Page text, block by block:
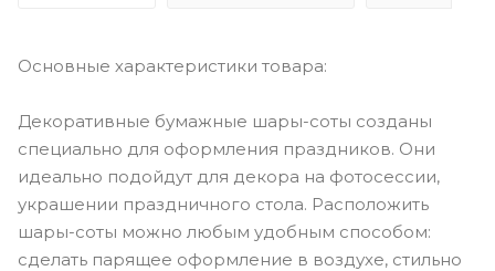
Основные характеристики товара:
Декоративные бумажные шары-соты созданы
специально для оформления праздников. Они
идеально подойдут для декора на фотосессии,
украшении праздничного стола. Расположить
шары-соты можно любым удобным способом:
сделать парящее оформление в воздухе, стильно